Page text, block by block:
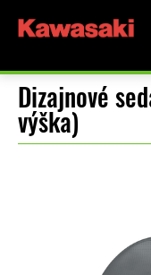
Dizajnové
výška)